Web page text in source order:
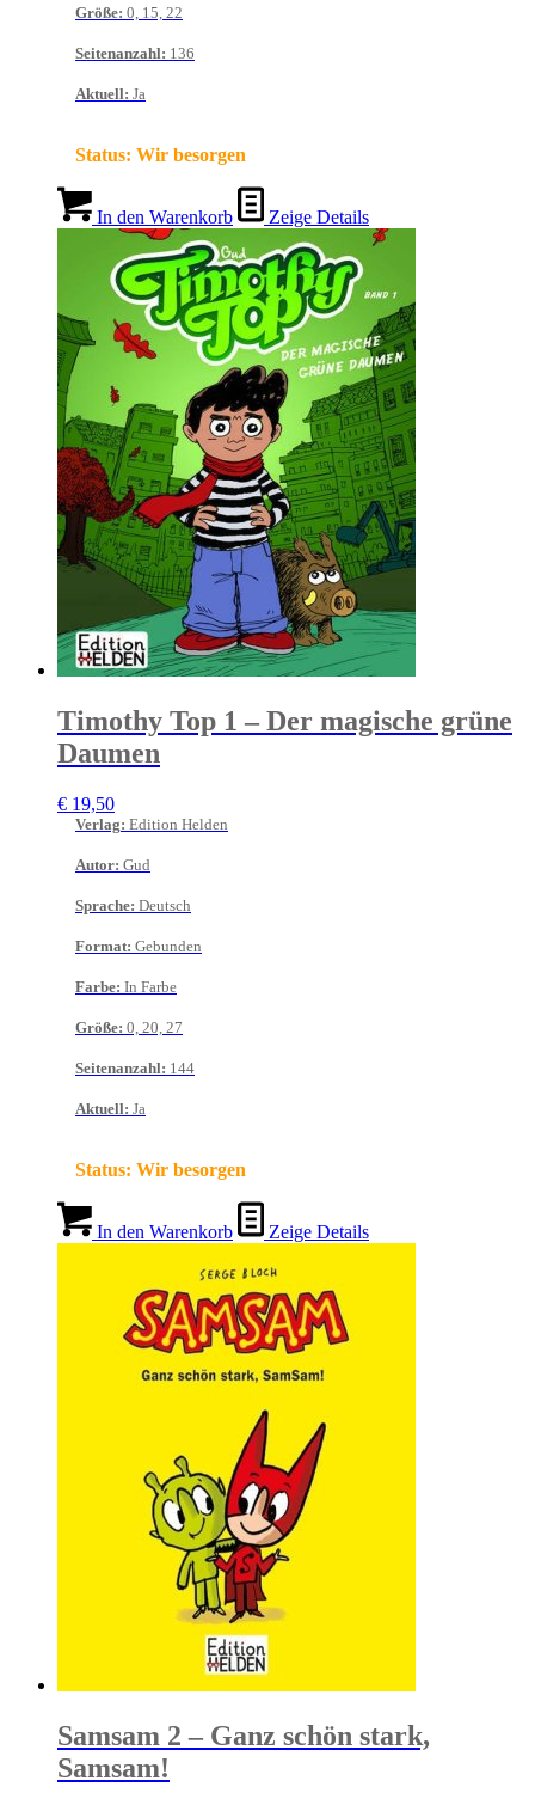
Größe: 0, 15, 22
Seitenanzahl: 136
Aktuell: Ja
Status: Wir besorgen
In den Warenkorb Zeige Details
Timothy Top 1 – Der magische grüne
Daumen
€ 19,50
Verlag: Edition Helden
Autor: Gud
Sprache: Deutsch
Format: Gebunden
Farbe: In Farbe
Größe: 0, 20, 27
Seitenanzahl: 144
Aktuell: Ja
Status: Wir besorgen
In den Warenkorb Zeige Details
Samsam 2 – Ganz schön stark,
Samsam!